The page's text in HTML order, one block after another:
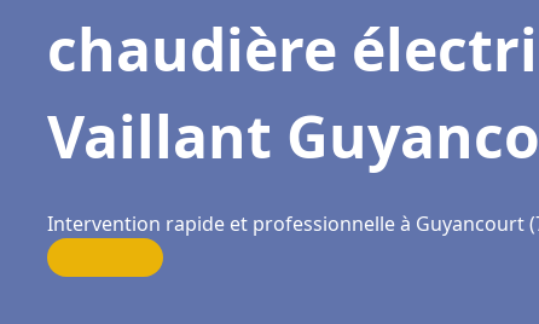
chaudière
Vaillant
Intervention rapide et professionnelle à Guyancourt